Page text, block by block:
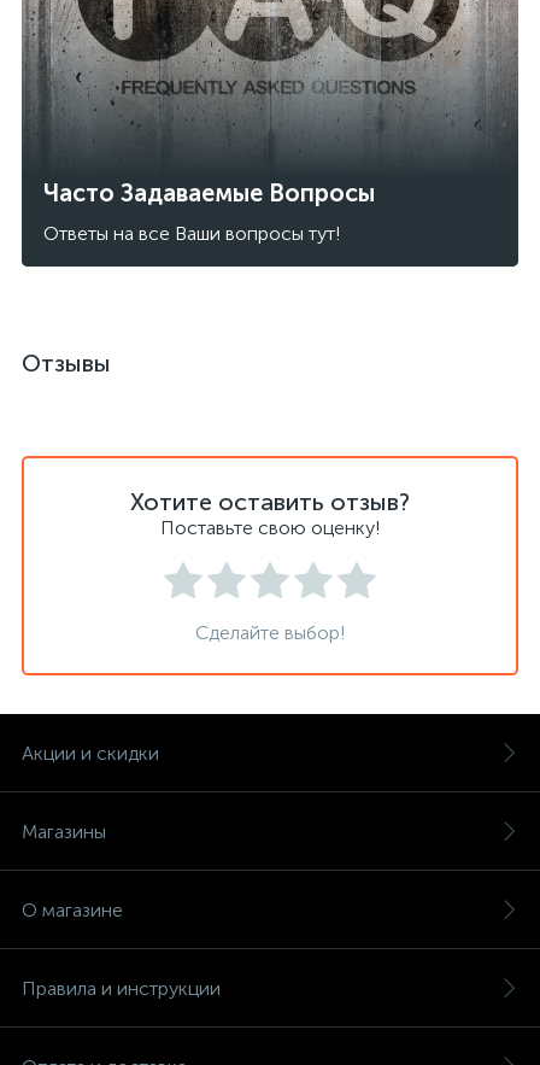
Часто Задаваемые Вопросы
Ответы на все Ваши вопросы тут!
Отзывы
Хотите оставить отзыв?
Поставьте свою оценку!
Сделайте выбор!
Акции и скидки
Магазины
О магазине
Правила и инструкции